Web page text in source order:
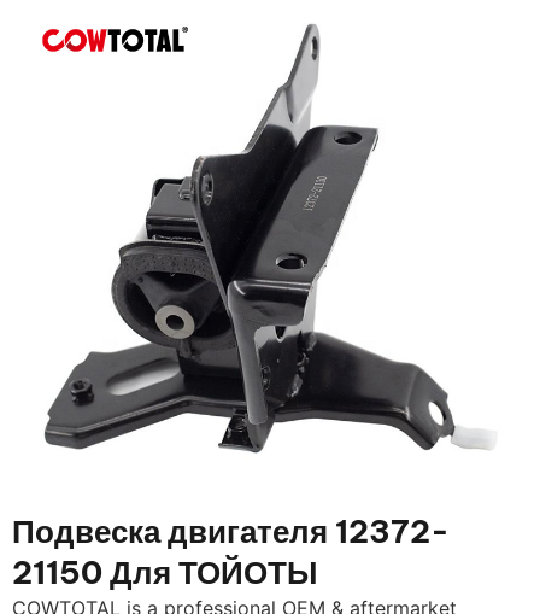
Подвеска двигателя 12372-
21150 Для ТОЙОТЫ
COWTOTAL is a professional OEM & aftermarket